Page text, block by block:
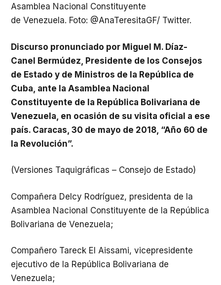
Asamblea Nacional Constituyente
de Venezuela. Foto: @AnaTeresitaGF/ Twitter.
Discurso pronunciado por Miguel M. Díaz-
Canel Bermúdez, Presidente de los Consejos
de Estado y de Ministros de la República de
Cuba, ante la Asamblea Nacional
Constituyente de la República Bolivariana de
Venezuela, en ocasión de su visita oficial a ese
país. Caracas, 30 de mayo de 2018, “Año 60 de
la Revolución”.
(Versiones Taquigráficas – Consejo de Estado)
Compañera Delcy Rodríguez, presidenta de la
Asamblea Nacional Constituyente de la República
Bolivariana de Venezuela;
Compañero Tareck El Aissami, vicepresidente
ejecutivo de la República Bolivariana de
Venezuela;